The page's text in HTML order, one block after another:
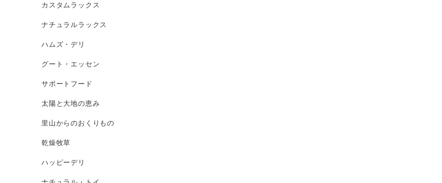
カスタムラックス
ナチュラルラックス
ハムズ・デリ
グート・エッセン
サポートフード
太陽と大地の恵み
里山からのおくりもの
乾燥牧草
ハッピーデリ